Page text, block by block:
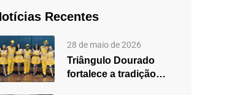
Recentes
28 de maio de 2026
Triângulo Dourado
fortalece a tradição